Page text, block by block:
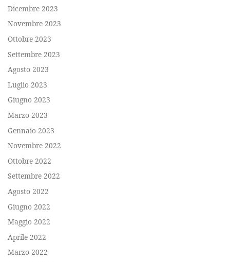
Dicembre 2023
Novembre 2023
Ottobre 2023
Settembre 2023
Agosto 2023
Luglio 2023
Giugno 2023
Marzo 2023
Gennaio 2023
Novembre 2022
Ottobre 2022
Settembre 2022
Agosto 2022
Giugno 2022
Maggio 2022
Aprile 2022
Marzo 2022